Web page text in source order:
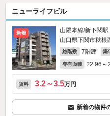
ニューライフビル
新着
山陽本線/新下関
山口県下関市秋根
総階数 7階建 築
専有面積 22.96～
賃料 3.2～3.5万円
新着の物件